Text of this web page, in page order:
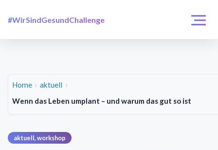
#WirSindGesundChallenge
Login / Registrierung
Über uns
Home
aktuell
Wenn das Leben umplant – und warum das gut so ist
aktuell,workshop